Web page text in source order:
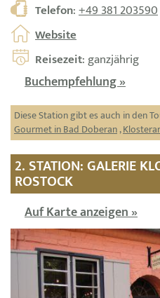
Telefon:+49 381 203590
Website
Reisezeit: ganzjährig
Buchempfehlung »
Diese Station gibt es auch in den
Gourmet in Bad Doberan,
2. STATION: GALERIE
ROSTOCK
Auf Karte anzeigen »